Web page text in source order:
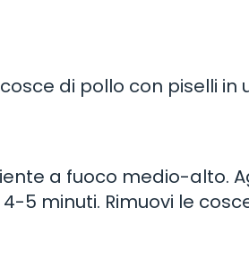
di pollo con piselli in
a fuoco medio-alto.
5 minuti. Rimuovi le